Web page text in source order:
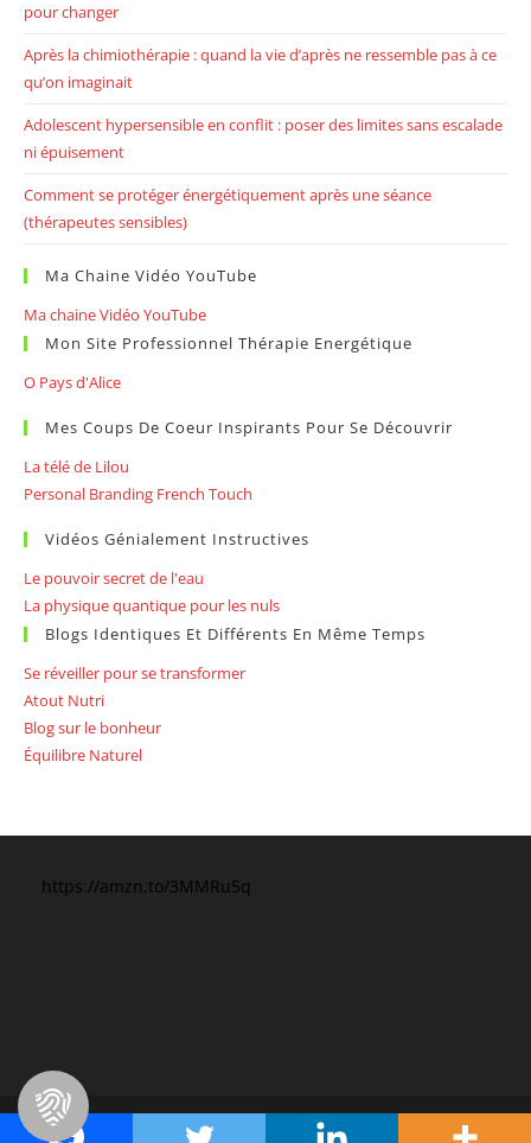
pour changer
Après la chimiothérapie : quand la vie d’après ne ressemble pas à ce
qu’on imaginait
Adolescent hypersensible en conflit : poser des limites sans escalade
ni épuisement
Comment se protéger énergétiquement après une séance
(thérapeutes sensibles)
Ma Chaine Vidéo YouTube
Ma chaine Vidéo YouTube
Mon Site Professionnel Thérapie Energétique
O Pays d'Alice
Mes Coups De Coeur Inspirants Pour Se Découvrir
La télé de Lilou
Personal Branding French Touch
Vidéos Génialement Instructives
Le pouvoir secret de l'eau
La physique quantique pour les nuls
Blogs Identiques Et Différents En Même Temps
Se réveiller pour se transformer
Atout Nutri
Blog sur le bonheur
Équilibre Naturel
https://amzn.to/3MMRu5q
Copyright 2026 - OceanWP Theme by OceanWP - Alice Guillebastres-
Chirac - Lozère - Opticienne-thérapeute - Energéticienne- Coach- Auteur.